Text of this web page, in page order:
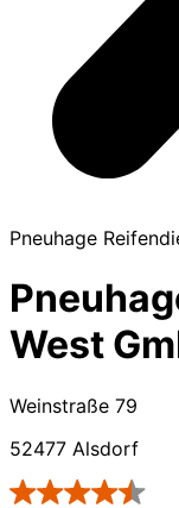
Pneuhage
West
Weinstraße 79
52477 Alsdorf